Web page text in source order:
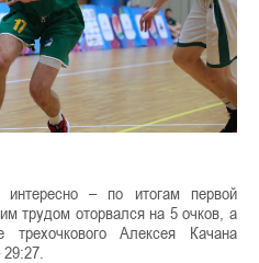
– по итогам первой
трудом оторвался на 5 очков, а
Алексея Качана